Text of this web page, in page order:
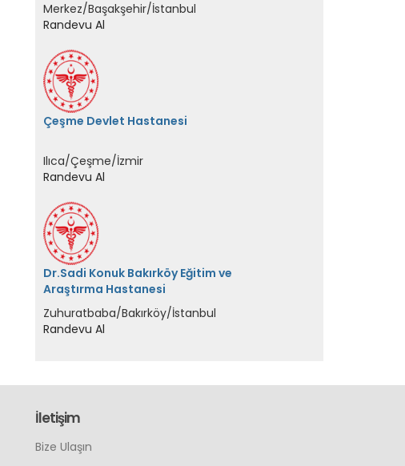
Merkez/Başakşehir/İstanbul
Randevu Al
Çeşme Devlet Hastanesi
Ilıca/Çeşme/İzmir
Randevu Al
Dr.Sadi Konuk Bakırköy Eğitim ve
Araştırma Hastanesi
Zuhuratbaba/Bakırköy/İstanbul
Randevu Al
Sultangazi Haseki Eğitim ve Araştırma
Hastanesi